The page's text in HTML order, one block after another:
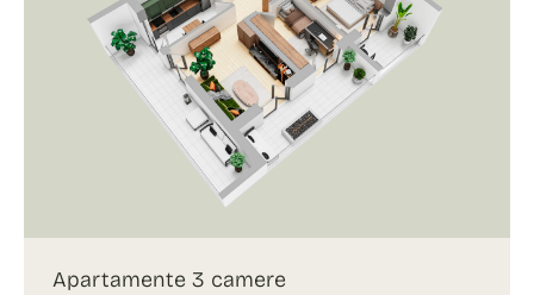
Apartamente 3 camere